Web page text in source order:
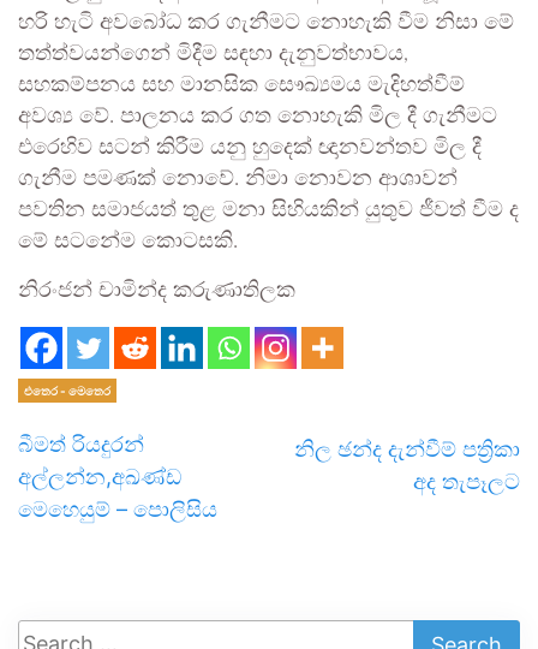
හරි හැටි අවබෝධ කර ගැනීමට නොහැකි වීම නිසා මේ
තත්ත්වයන්ගෙන් මිදීම සඳහා දැනුවත්භාවය,
සහකම්පනය සහ මානසික සෞඛ්‍යමය මැදිහත්වීම්
අවශ්‍ය වේ. පාලනය කර ගත නොහැකි මිල දී ගැනීමට
එරෙහිව සටන් කිරීම යනු හුදෙක් ඥානවන්තව මිල දී
ගැනීම පමණක් නොවේ. නිමා නොවන ආශාවන්
පවතින සමාජයත් තුළ මනා සිහියකින් යුතුව ජීවත් වීම ද
මේ සටනේම කොටසකි.
නිරංජන් චාමින්ද කරුණාතිලක
එතෙර - මෙතෙර
බීමත් රියදුරන්
අල්ලන්න,අඛණ්ඩ
මෙහෙයුම් – පොලිසිය
නිල ඡන්ද දැන්වීම් පත්‍රිකා
අද තැපෑලට